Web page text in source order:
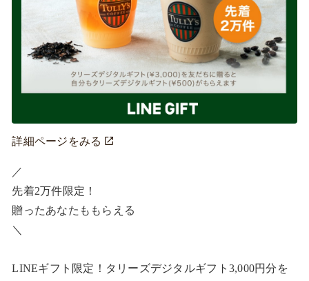
詳細ページをみる
／ ​
先着2万件限定！​
贈ったあなたももらえる ​
＼ ​
LINEギフト限定！タリーズデジタルギフト3,000円分を